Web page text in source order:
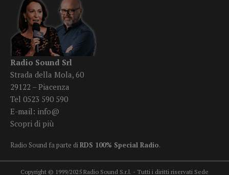
Radio Sound Srl
Strada della Mola, 60
29122 – Piacenza
Tel 0523 590 590
E-mail: info@
Scopri di più
Radio Sound fa parte diRDS 100% Special Radio.
Copyright © 1999/2025 Radio Sound S.r.l. - Tutti i diritti riservati Sede